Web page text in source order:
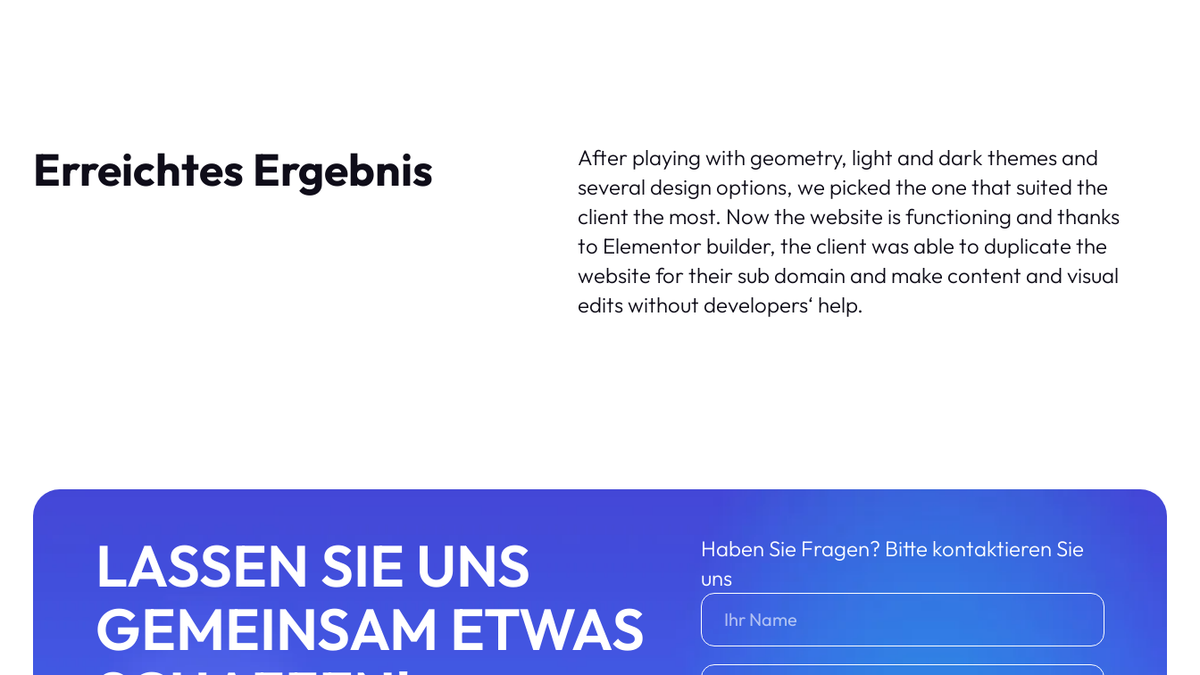
Erreichtes Ergebnis
After playing with geometry, light and dark themes and
several design options, we picked the one that suited the
client the most. Now the website is functioning and thanks
to Elementor builder, the client was able to duplicate the
website for their sub domain and make content and visual
edits without developers‘ help.
LASSEN SIE UNS
GEMEINSAM ETWAS
Haben Sie Fragen? Bitte kontaktieren Sie
uns